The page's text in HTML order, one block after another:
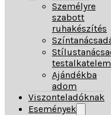
Személyre
szabott
ruhakészítés
Ajándékba
adom
Viszonteladóknak
Események